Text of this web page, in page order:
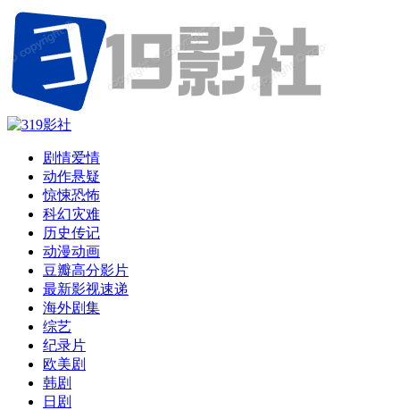
剧情爱情
动作悬疑
惊悚恐怖
科幻灾难
历史传记
动漫动画
豆瓣高分影片
最新影视速递
海外剧集
综艺
纪录片
欧美剧
韩剧
日剧